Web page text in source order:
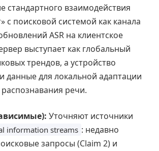
стандартного взаимодействия
с поисковой системой как канала
ASR на клиентское
выступает как глобальный
трендов, а устройство
данные для локальной адаптации
речи.
Уточняют источники
information streams : недавно
запросы (Claim 2) и